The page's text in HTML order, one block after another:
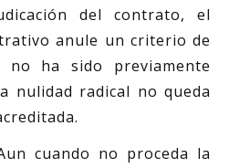
del contrato, el
anule un criterio de
no ha sido previamente
nulidad radical no queda
cuando no proceda la